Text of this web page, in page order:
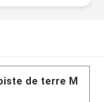
de terre M